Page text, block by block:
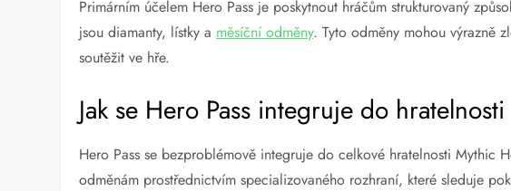
Primárním účelem Hero Pass je poskytnout hráčům strukturovaný
jsou diamanty, lístky a měsíční odměny. Tyto odměny mohou výrazně
soutěžit ve hře.
Jak se Hero Pass integruje do hratelnosti
Hero Pass se bezproblémově integruje do celkové hratelnosti Mythic
odměnám prostřednictvím specializovaného rozhraní, které sleduje